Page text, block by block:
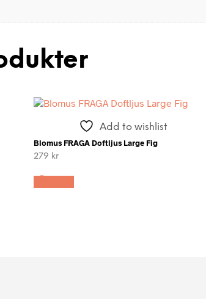
Add to wishlist
Blomus FRAGA Doftljus Large Fig
279 kr